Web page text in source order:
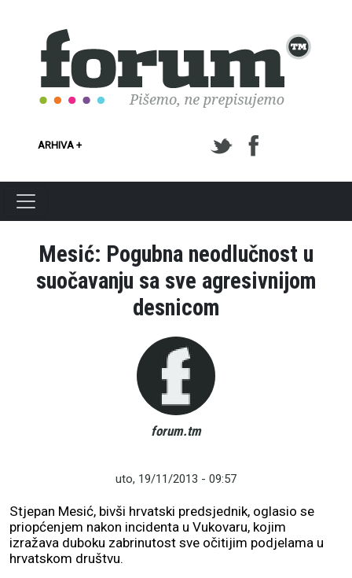
ARHIVA +
Mesić: Pogubna neodlučnost u
suočavanju sa sve agresivnijom
desnicom
forum.tm
uto, 19/11/2013 - 09:57
Stjepan Mesić, bivši hrvatski predsjednik, oglasio se
priopćenjem nakon incidenta u Vukovaru, kojim
izražava duboku zabrinutost sve očitijim podjelama u
hrvatskom društvu.